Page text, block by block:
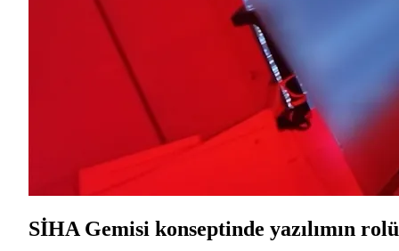
SİHA Gemisi konseptinde yazılımın rolü